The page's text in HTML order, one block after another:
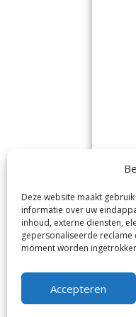
Deze website maakt
informatie over uw
inhoud, externe diensten,
gepersonaliseerde reclame
moment worden
Accepteren
De